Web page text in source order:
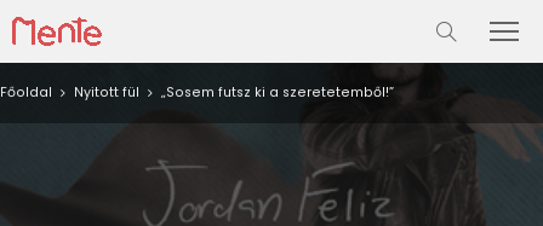
Főoldal Nyitott fül „Sosem futsz ki a szeretetemből!”